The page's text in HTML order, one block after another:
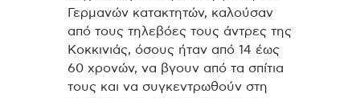
Γερμανών κατακτητών, καλούσαν
από τους τηλεβόες τους άντρες της
Κοκκινιάς, όσους ήταν από 14 έως
60 χρονών, να βγουν από τα σπίτια
τους και να συγκεντρωθούν στη